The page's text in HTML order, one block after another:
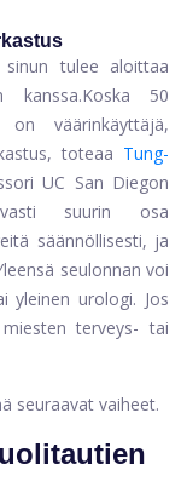
sinun tulee aloittaa
kanssa.Koska 50
on väärinkäyttäjä,
toteaa Tung-
UC San Diegon
suurin osa
säännöllisesti, ja
seulonnan voi
yleinen urologi. Jos
terveys- tai
seuraavat vaiheet.